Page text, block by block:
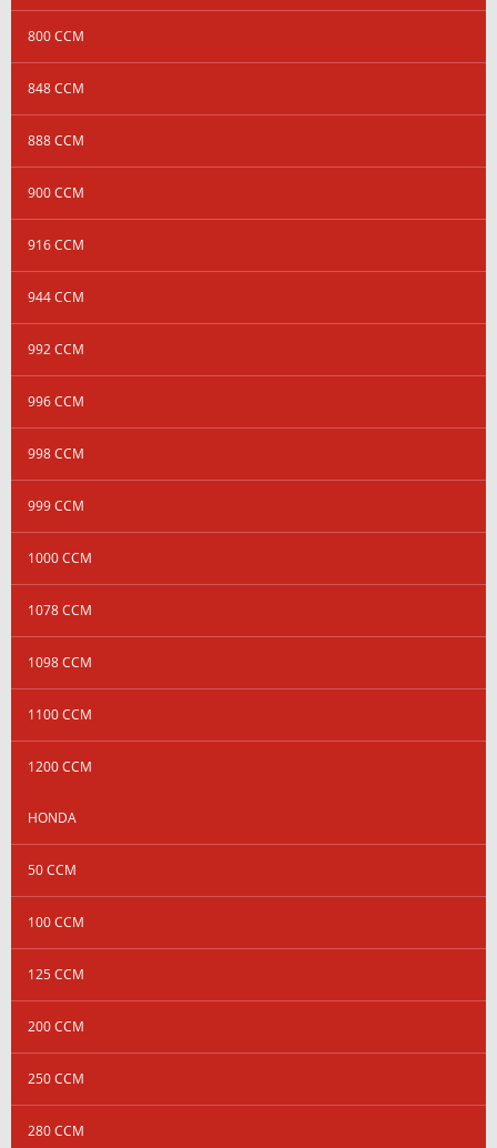
800 CCM
848 CCM
888 CCM
900 CCM
916 CCM
944 CCM
992 CCM
996 CCM
998 CCM
999 CCM
1000 CCM
1078 CCM
1098 CCM
1100 CCM
1200 CCM
HONDA
50 CCM
100 CCM
125 CCM
200 CCM
250 CCM
280 CCM